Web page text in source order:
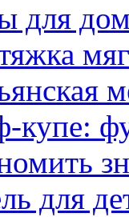
для
купе:
для